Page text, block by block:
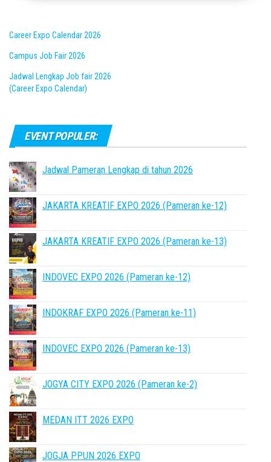
Career Expo Calendar 2026
Campus Job Fair 2026
Jadwal Lengkap Job fair 2026
(Career Expo Calendar)
EVENT POPULER:
Jadwal Pameran Lengkap di tahun 2026
JAKARTA KREATIF EXPO 2026 (Pameran ke-12)
JAKARTA KREATIF EXPO 2026 (Pameran ke-13)
INDOVEC EXPO 2026 (Pameran ke-12)
INDOKRAF EXPO 2026 (Pameran ke-11)
INDOVEC EXPO 2026 (Pameran ke-13)
JOGYA CITY EXPO 2026 (Pameran ke-2)
MEDAN ITT 2026 EXPO
JOGJA PPUN 2026 EXPO